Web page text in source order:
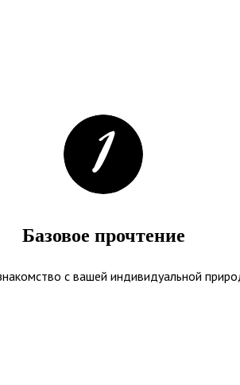
Базовое прочтение
с вашей индивидуальной